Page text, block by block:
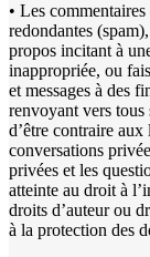
• Les
redondantes
propos incitant à
inappropriée, ou
et messages à des
renvoyant vers tous
d’être contraire
conversations
privées et les
atteinte au droit à
droits d’auteur ou
à la protection des